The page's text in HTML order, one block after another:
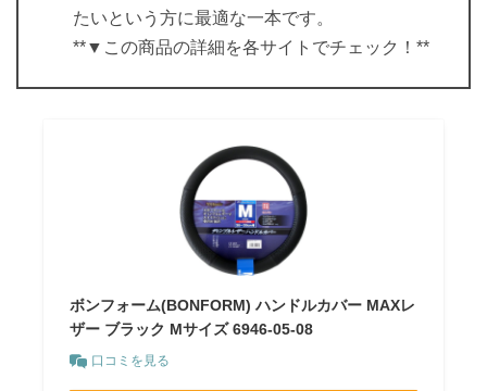
たいという方に最適な一本です。
**▼この商品の詳細を各サイトでチェック！**
ボンフォーム(BONFORM) ハンドルカバー MAXレ
ザー ブラック Mサイズ 6946-05-08
口コミを見る